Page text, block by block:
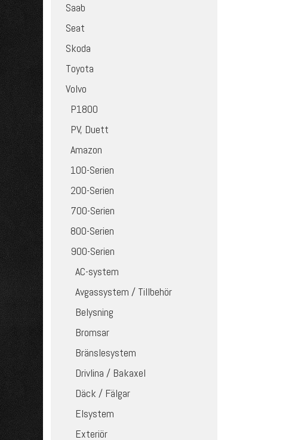
Saab
Seat
Skoda
Toyota
Volvo
P1800
PV, Duett
Amazon
100-Serien
200-Serien
700-Serien
800-Serien
900-Serien
AC-system
Avgassystem / Tillbehör
Belysning
Bromsar
Bränslesystem
Drivlina / Bakaxel
Däck / Fälgar
Elsystem
Exteriör